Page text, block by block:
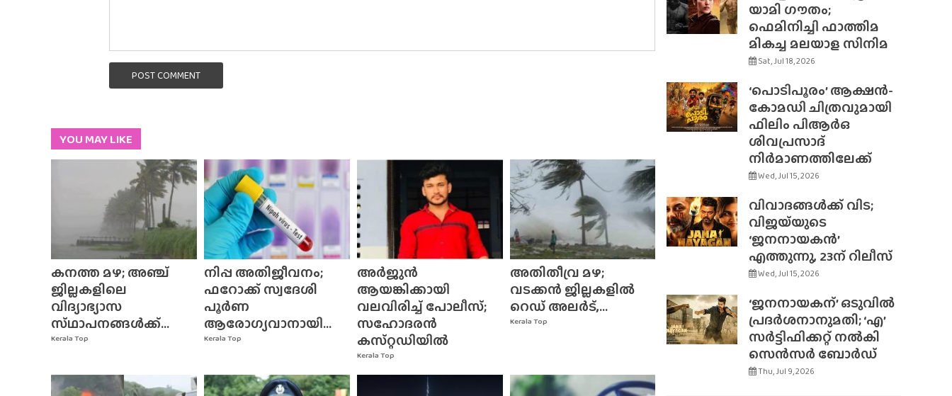
POST COMMENT
YOU MAY LIKE
Kerala Top
കനത്ത മഴ; അഞ്ച്
ജില്ലകളിലെ
വിദ്യാഭ്യാസ
സ്‌ഥാപനങ്ങൾക്ക്‌...
Kerala Top
നിപ്പ അതിജീവനം;
ഫറോക്ക് സ്വദേശി
പൂർണ
ആരോഗ്യവാനായി...
Kerala Top
അർജുൻ
ആയങ്കിക്കായി
വലവിരിച്ച് പോലീസ്;
സഹോദരൻ
കസ്‌റ്റഡിയിൽ
Kerala Top
അതിതീവ്ര മഴ;
വടക്കൻ ജില്ലകളിൽ
റെഡ് അലർട്,...
യാമി ഗൗതം;
ഫെമിനിച്ചി ഫാത്തിമ
മികച്ച മലയാള സിനിമ
Sat, Jul 18, 2026
‘പൊടിപൂരം’ ആക്ഷൻ-
കോമഡി ചിത്രവുമായി
ഫിലിം പിആർഒ
ശിവപ്രസാദ്
നിർമാണത്തിലേക്ക്
Wed, Jul 15, 2026
വിവാദങ്ങൾക്ക് വിട;
വിജയ്‌യുടെ
‘ജനനായകൻ’
എത്തുന്നു, 23ന് റിലീസ്
Wed, Jul 15, 2026
‘ജനനായകന്’ ഒടുവിൽ
പ്രദർശനാനുമതി; ‘എ’
സർട്ടിഫിക്കറ്റ് നൽകി
സെൻസർ ബോർഡ്
Thu, Jul 9, 2026